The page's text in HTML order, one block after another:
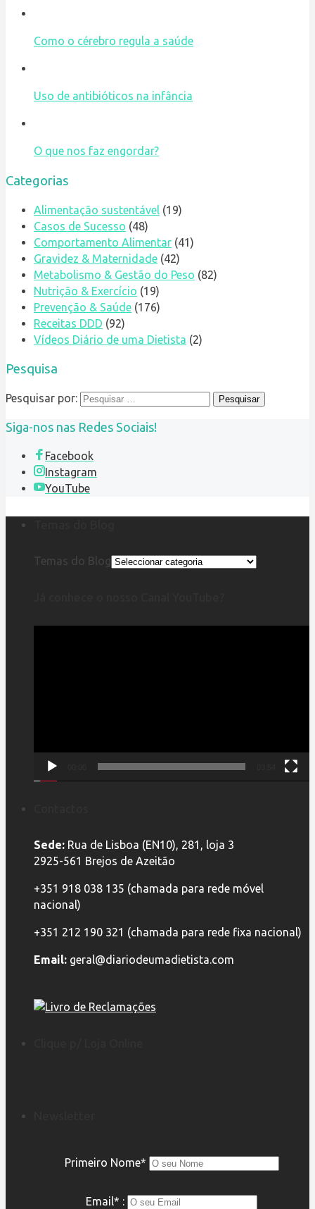
Como o cérebro regula a saúde
Uso de antibióticos na infância
O que nos faz engordar?
Categorias
Alimentação sustentável (19)
Casos de Sucesso (48)
Comportamento Alimentar (41)
Gravidez & Maternidade (42)
Metabolismo & Gestão do Peso (82)
Nutrição & Exercício (19)
Prevenção & Saúde (176)
Receitas DDD (92)
Vídeos Diário de uma Dietista (2)
Pesquisa
Pesquisar por:
Siga-nos nas Redes Sociais!
Facebook
Instagram
YouTube
Temas do Blog
Sede: Rua de Lisboa (EN10), 281, loja 3
2925-561 Brejos de Azeitão
+351 918 038 135 (chamada para rede móvel
nacional)
+351 212 190 321 (chamada para rede fixa nacional)
Email: geral@diariodeumadietista.com
Primeiro Nome*
Email* :